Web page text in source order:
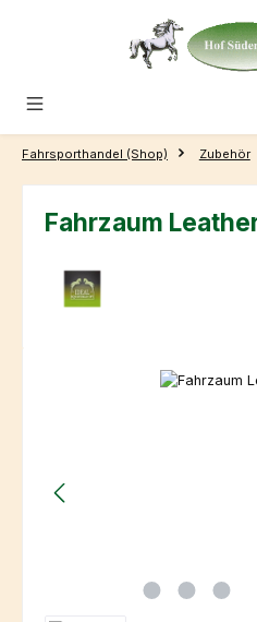
Zum Hauptinhalt springen
Fahrsporthandel (Shop) Zubehör
Fahrzaum
Bildergalerie überspringen